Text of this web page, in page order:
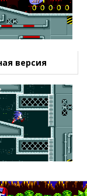
версия